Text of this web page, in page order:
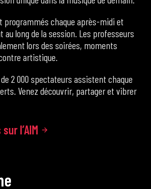
programmés chaque après-midi et
au long de la session. Les professeurs
lors des soirées, moments
artistique.
2 000 spectateurs assistent chaque
Venez découvrir, partager et vibrer
l’AIM
e